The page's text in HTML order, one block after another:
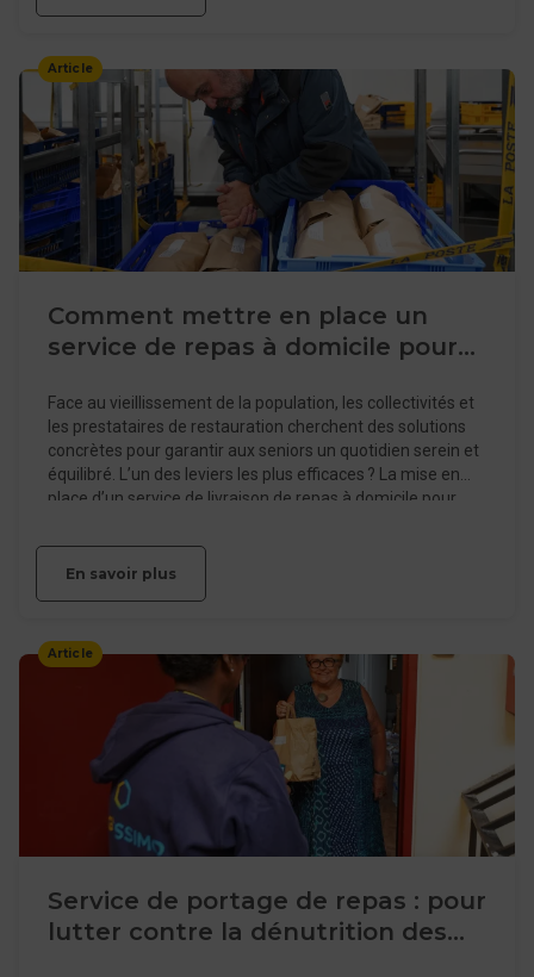
Article
Comment mettre en place un
service de repas à domicile pour
respectant les normes sanitaires
?
Face au vieillissement de la population, les collectivités et
les prestataires de restauration cherchent des solutions
concrètes pour garantir aux seniors un quotidien serein et
équilibré. L’un des leviers les plus efficaces ? La mise en
place d’un service de livraison de repas à domicile pour
nutritionnelle et lien social.
En savoir plus
Article
Service de portage de repas : pour
lutter contre la dénutrition des